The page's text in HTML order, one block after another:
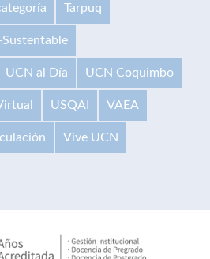
Tarpuq
UCN al Día UCN Coquimbo
USQAI VAEA
Vive UCN